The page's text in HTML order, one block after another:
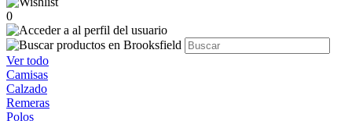
0
Ver todo
Camisas
Calzado
Remeras
Polos